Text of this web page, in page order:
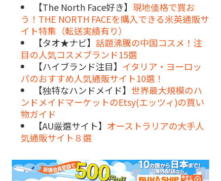
【The North Face好き】 現地価格で買お
う！THE NORTH FACEを購入できる米英通販サ
イト特集（転送実績有り）
【タオ★ナビ】 話題沸騰の中国コスメ！注
目の人気コスメブランド15選
【ハイブランド注目】 イタリア・ヨーロッ
パのおすすめ人気通販サイト10選！
【独特なハンドメイド】 世界最大規模のハ
ンドメイドマーケットのEtsy(エッツィ)の買い
物ガイド
【AU厳選サイト】 オーストラリアの大手人
気通販サイト８選